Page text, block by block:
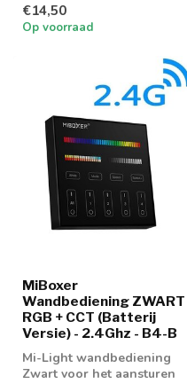
op een RGBCCT LED
Paneel...
€14,50
Op voorraad
MiBoxer
Wandbediening ZWART
RGB + CCT (Batterij
Versie) - 2.4Ghz - B4-B
Mi-Light wandbediening
Zwart voor het aansturen